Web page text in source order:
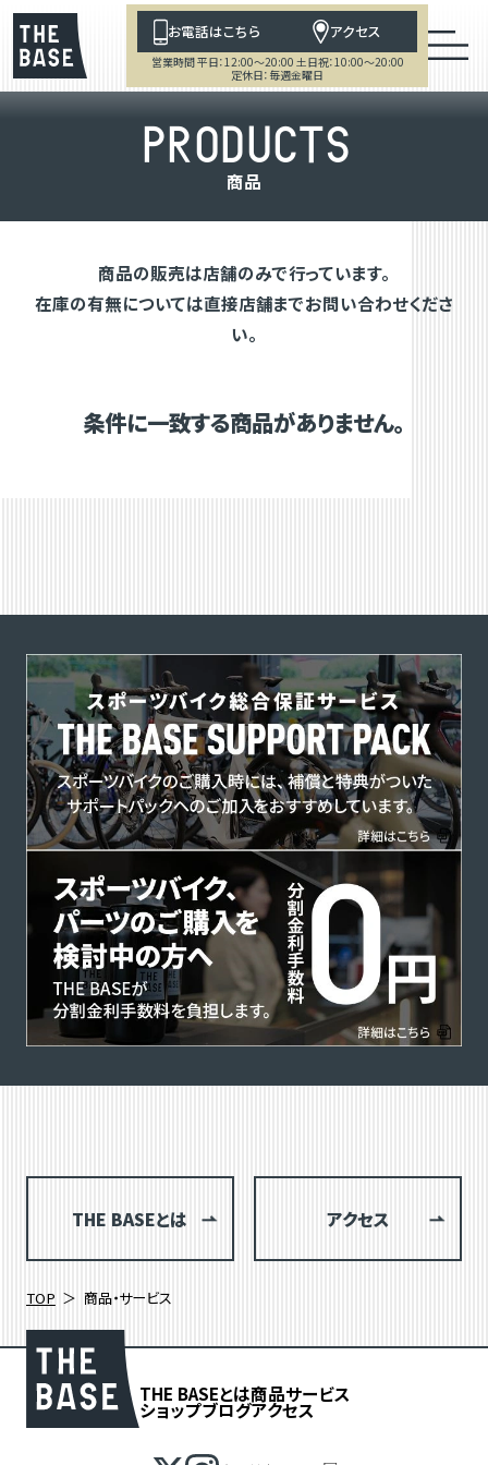
お電話はこちら アクセス
営業時間 平日：12:00～20:00 土日祝：10:00～20:00
定休日：毎週金曜日
PRODUCTS
商品
商品の販売は店舗のみで行っています。
在庫の有無については直接店舗までお問い合わせくださ
い。
条件に一致する商品がありません。
THE BASEとは アクセス
TOP 商品・サービス
THE BASEとは商品サービス
ショップブログアクセス